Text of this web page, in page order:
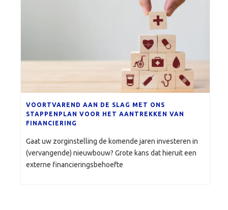
VOORTVAREND AAN DE SLAG MET ONS
STAPPENPLAN VOOR HET AANTREKKEN VAN
FINANCIERING
Gaat uw zorginstelling de komende jaren investeren in
(vervangende) nieuwbouw? Grote kans dat hieruit een
externe financieringsbehoefte